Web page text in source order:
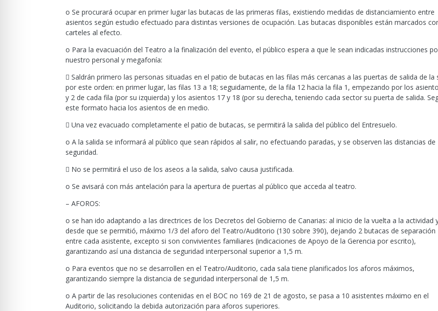
o Se procurará ocupar en primer lugar las butacas de las primeras filas, existiendo medidas de distanciamiento entre
asientos según estudio efectuado para distintas versiones de ocupación. Las butacas disponibles están marcados
carteles al efecto.
o Para la evacuación del Teatro a la finalización del evento, el público espera a que le sean indicadas instrucciones
nuestro personal y megafonía:
 Saldrán primero las personas situadas en el patio de butacas en las filas más cercanas a las puertas de salida de la
por este orden: en primer lugar, las filas 13 a 18; seguidamente, de la fila 12 hacia la fila 1, empezando por los
y 2 de cada fila (por su izquierda) y los asientos 17 y 18 (por su derecha, teniendo cada sector su puerta de salida.
este formato hacia los asientos de en medio.
 Una vez evacuado completamente el patio de butacas, se permitirá la salida del público del Entresuelo.
o A la salida se informará al público que sean rápidos al salir, no efectuando paradas, y se observen las distancias de
seguridad.
 No se permitirá el uso de los aseos a la salida, salvo causa justificada.
o Se avisará con más antelación para la apertura de puertas al público que acceda al teatro.
– AFOROS:
o se han ido adaptando a las directrices de los Decretos del Gobierno de Canarias: al inicio de la vuelta a la actividad
desde que se permitió, máximo 1/3 del aforo del Teatro/Auditorio (130 sobre 390), dejando 2 butacas de separación
entre cada asistente, excepto si son convivientes familiares (indicaciones de Apoyo de la Gerencia por escrito),
garantizando así una distancia de seguridad interpersonal superior a 1,5 m.
o Para eventos que no se desarrollen en el Teatro/Auditorio, cada sala tiene planificados los aforos máximos,
garantizando siempre la distancia de seguridad interpersonal de 1,5 m.
o A partir de las resoluciones contenidas en el BOC no 169 de 21 de agosto, se pasa a 10 asistentes máximo en el
Auditorio, solicitando la debida autorización para aforos superiores.